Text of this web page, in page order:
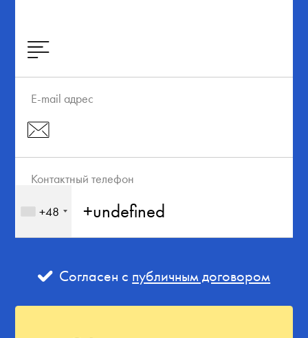
E-mail адрес
Контактный телефон
+48
Согласен с публичным договором